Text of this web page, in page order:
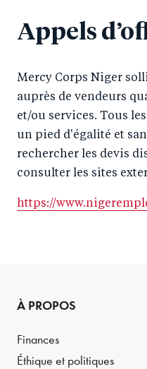
Appels
Mercy Corps Niger
auprès de vendeurs
et/ou services. Tous
un pied d'égalité et
rechercher les devis
consulter les sites
https://
À PROPOS
Finances
Éthique et politiques